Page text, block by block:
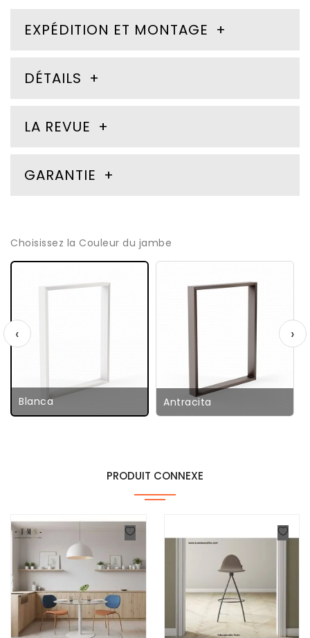
EXPÉDITION ET MONTAGE
DÉTAILS
LA REVUE
GARANTIE
Choisissez la Couleur du jambe
Blanca Antracita
‹ ›
PRODUIT CONNEXE